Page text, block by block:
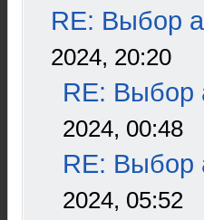
RE: Выбор
2024, 20:20
RE: Выбор
2024, 00:48
RE: Выбор
2024, 05:52